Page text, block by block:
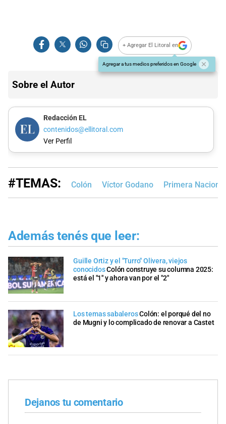
+ Agregar El Litoral en
Agregar a tus medios preferidos en Google
Sobre el Autor
Redacción EL
contenidos@ellitoral.com
Ver Perfil
#TEMAS: Colón Víctor Godano Primera Nacional
Además tenés que leer:
Guille Ortiz y el "Turro" Olivera, viejos
conocidosColón construye su columna 2025:
está el "1" y ahora van por el "2"
Los temas sabalerosColón: el porqué del no
de Mugni y lo complicado de renovar a Castet
Dejanos tu comentario